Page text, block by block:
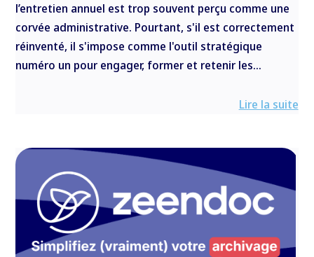
l’entretien annuel est trop souvent perçu comme une
corvée administrative. Pourtant, s'il est correctement
réinventé, il s'impose comme l'outil stratégique
numéro un pour engager, former et retenir les...
Lire la suite